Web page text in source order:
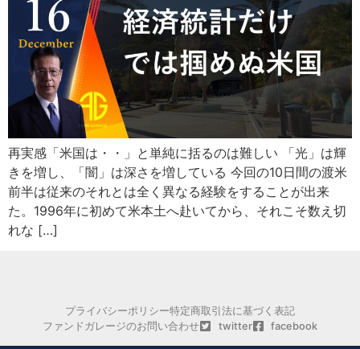
再実感「米国は・・」と単純に括るのは難しい 「光」は輝
きを増し、「闇」は深さを増している 今回の10日間の渡米
前半は従来のそれとは全く異なる経験をすることが出来
た。1996年に初めて米本土へ赴いてから、それこそ数え切
れな […]
プライバシーポリシー特定商取引法に基づく表記
ファンドガレージのお問い合わせ
twitter facebook